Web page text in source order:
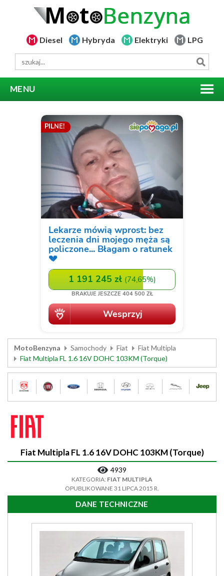
Diesel Hybryda Elektryki LPG
MENU
MotoBenzyna Samochody Fiat
Fiat Multipla
Fiat Multipla FL 1.6 16V DOHC 103KM (Torque)
Fiat Multipla FL 1.6 16V DOHC 103KM (Torque)
4939
KATEGORIA: FIAT MULTIPLA
OPUBLIKOWANE 31 LIPCA 2015 R.
DANE TECHNICZNE